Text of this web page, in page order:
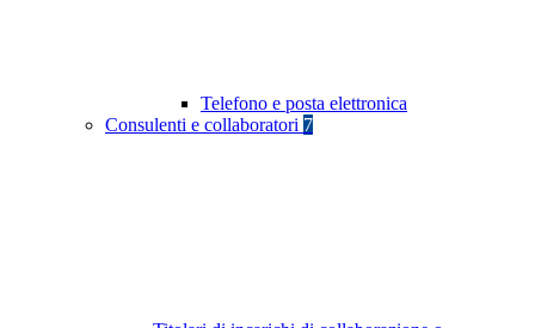
Telefono e posta elettronica
Consulenti e collaboratori 7